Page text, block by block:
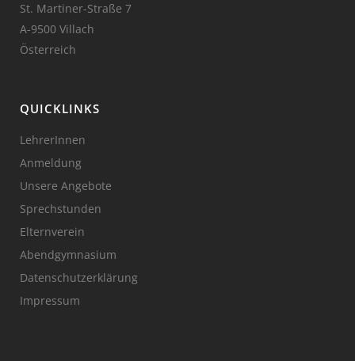
St. Martiner-Straße 7
A-9500 Villach
Österreich
QUICKLINKS
LehrerInnen
Anmeldung
Unsere Angebote
Sprechstunden
Elternverein
Abendgymnasium
Datenschutzerklärung
Impressum